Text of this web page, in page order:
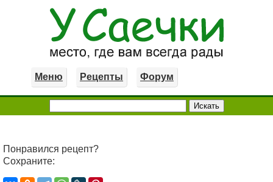
Меню Рецепты Форум
Понравился рецепт?
Сохраните: